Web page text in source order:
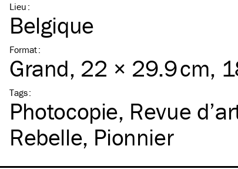
Lieu :
Belgique
Format:
Grand, 22 × 29.9 cm,
Tags:
Photocopie Revue
Rebelle Pionnier